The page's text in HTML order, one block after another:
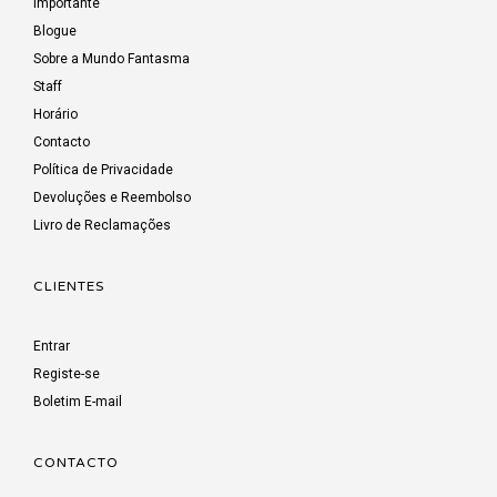
Blogue
Sobre a Mundo Fantasma
Staff
Horário
Contacto
Política de Privacidade
Devoluções e Reembolso
Livro de Reclamações
CLIENTES
Entrar
Registe-se
Boletim E-mail
CONTACTO